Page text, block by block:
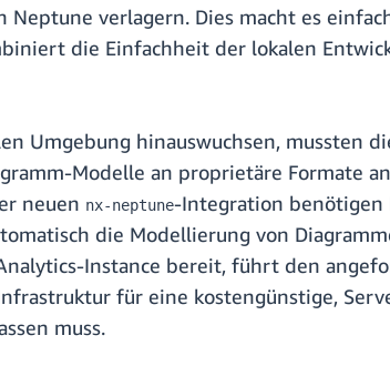
verlagern. Dies macht es
die Einfachheit der lokalen
Umgebung hinauswuchsen, mussten
Modelle an proprietäre Formate
neuen nx-neptune-Integration benötigen
die Modellierung von
Instance bereit, führt den
für eine kostengünstige,
muss.